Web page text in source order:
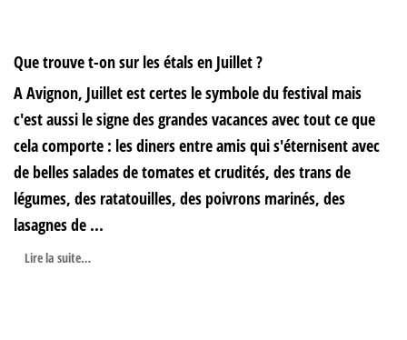
Que trouve t-on sur les étals en Juillet ?
A Avignon, Juillet est certes le symbole du festival mais
c'est aussi le signe des grandes vacances avec tout ce que
cela comporte : les diners entre amis qui s'éternisent avec
de belles salades de tomates et crudités, des trans de
légumes, des ratatouilles, des poivrons marinés, des
lasagnes de ...
Lire la suite…